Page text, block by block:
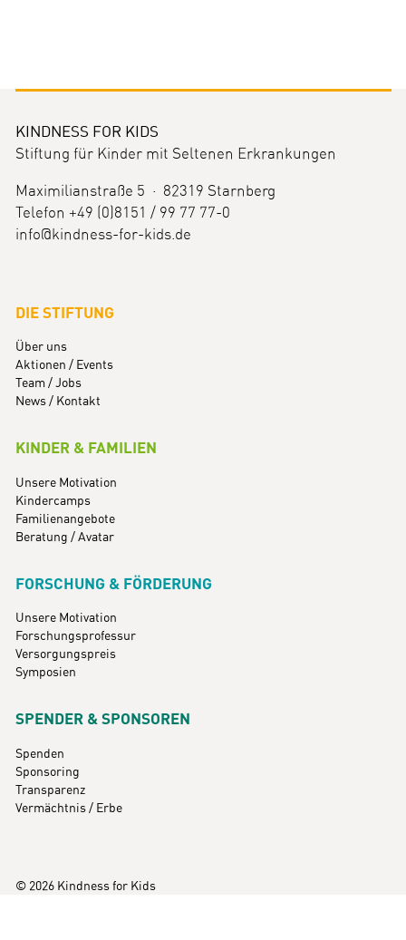
KINDNESS FOR KIDS
Stiftung für Kinder mit Seltenen Erkrankungen
Maximilianstraße 5 · 82319 Starnberg
Telefon +49 (0)8151 / 99 77 77-0
info@kindness-for-kids.de
DIE STIFTUNG
Über uns
Aktionen / Events
Team / Jobs
News / Kontakt
KINDER & FAMILIEN
Unsere Motivation
Kindercamps
Familienangebote
Beratung / Avatar
FORSCHUNG & FÖRDERUNG
Unsere Motivation
Forschungsprofessur
Versorgungspreis
Symposien
SPENDER & SPONSOREN
Spenden
Sponsoring
Transparenz
Vermächtnis / Erbe
© 2026 Kindness for Kids